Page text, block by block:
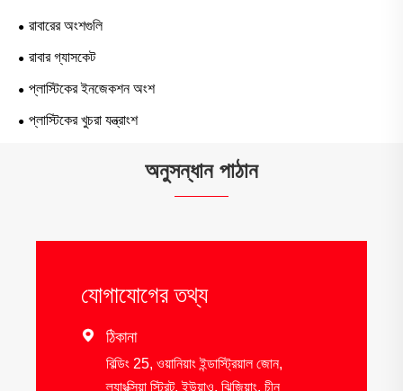
রাবারের অংশগুলি
রাবার গ্যাসকেট
প্লাস্টিকের ইনজেকশন অংশ
প্লাস্টিকের খুচরা যন্ত্রাংশ
অনুসন্ধান পাঠান
যোগাযোগের তথ্য
 ঠিকানা
বিল্ডিং 25, ওয়ানিয়াং ইন্ডাস্ট্রিয়াল জোন,
ল্যাংক্সিয়া স্ট্রিট, ইউয়াও, ঝিজিয়াং, চীন